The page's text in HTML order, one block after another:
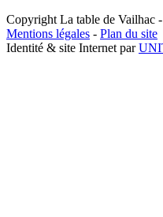
Copyright La table de Vailhac
Mentions légales - Plan du site
Identité & site Internet par